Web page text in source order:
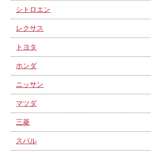
シトロエン
レクサス
トヨタ
ホンダ
ニッサン
マツダ
三菱
スバル